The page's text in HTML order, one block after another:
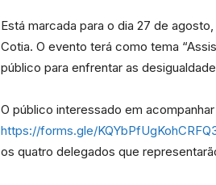
Portal
Está marcada para o dia 27 de
Cotia. O evento terá como tema
público para enfrentar as
O público interessado em
https://forms.gle/
os quatro delegados que